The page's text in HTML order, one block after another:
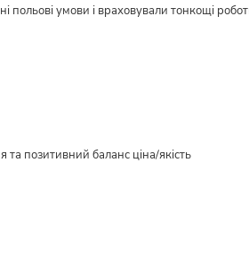
польові умови і враховували тонкощі
позитивний баланс ціна/якість